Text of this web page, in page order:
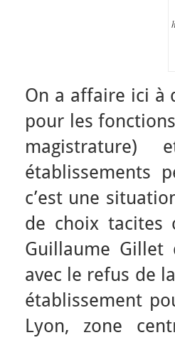
On a affaire ici à
pour les
magistrature)
établissements
c’est une
de choix tacites
Guillaume Gillet
avec le refus de
établissement
Lyon, zone